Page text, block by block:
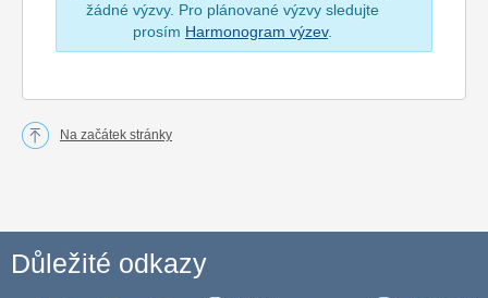
žádné výzvy. Pro plánované výzvy sledujte
prosím Harmonogram výzev.
Na začátek stránky
Důležité odkazy